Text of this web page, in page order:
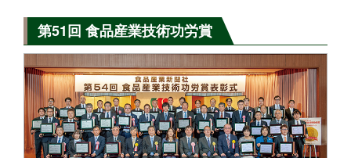
第51回 食品産業技術功労賞